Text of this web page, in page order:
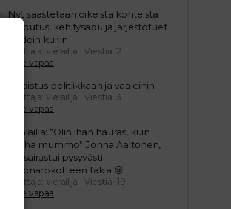
Nyt säästetään oikeista kohteista:
kotoutus, kehitysapu ja järjestötuet
vihdoin kuriin
Aloittaja: vierailija
Viestiä: 2
Aihe vapaa
Uudistus politiikkaan ja vaaleihin
Aloittaja: vierailija
Viestiä: 3
Aihe vapaa
Sillälailla: ”Olin ihan hauras, kuin
vanha mummo” Jonna Aaltonen,
46, sairastui pysyvästi
koronarokotteen takia 😢
Aloittaja: vierailija
Viestiä: 19
Aihe vapaa